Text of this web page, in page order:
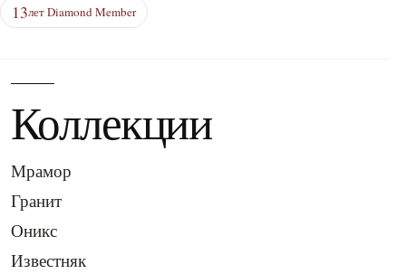
13лет Diamond Member
Коллекции
Мрамор
Гранит
Оникс
Известняк